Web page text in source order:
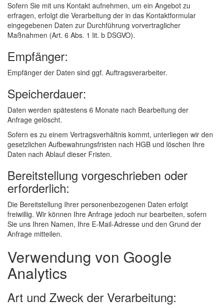
Sofern Sie mit uns Kontakt aufnehmen, um ein Angebot zu
erfragen, erfolgt die Verarbeitung der in das Kontaktformular
eingegebenen Daten zur Durchführung vorvertraglicher
Maßnahmen (Art. 6 Abs. 1 lit. b DSGVO).
Empfänger:
Empfänger der Daten sind ggf. Auftragsverarbeiter.
Speicherdauer:
Daten werden spätestens 6 Monate nach Bearbeitung der
Anfrage gelöscht.
Sofern es zu einem Vertragsverhältnis kommt, unterliegen wir den
gesetzlichen Aufbewahrungsfristen nach HGB und löschen Ihre
Daten nach Ablauf dieser Fristen.
Bereitstellung vorgeschrieben oder
erforderlich:
Die Bereitstellung Ihrer personenbezogenen Daten erfolgt
freiwillig. Wir können Ihre Anfrage jedoch nur bearbeiten, sofern
Sie uns Ihren Namen, Ihre E-Mail-Adresse und den Grund der
Anfrage mitteilen.
Verwendung von Google
Analytics
Art und Zweck der Verarbeitung: